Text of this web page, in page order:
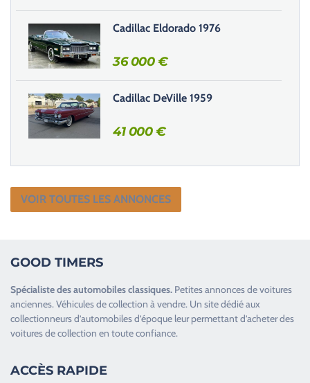
d
e
.
Cadillac Eldorado 1976
36 000€
Cadillac DeVille 1959
41 000€
VOIR TOUTES LES ANNONCES
GOOD TIMERS
Spécialiste desautomobiles classiques. Petites annonces devoitures
anciennes.Véhicules de collection à vendre. Un site dédié aux
collectionneurs d’automobiles d’époque leur permettant d’acheter des
voitures de collection en toute confiance.
ACCÈS RAPIDE